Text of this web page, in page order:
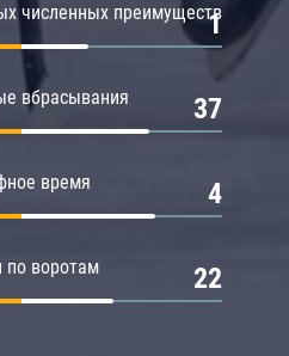
численных преимуществ
1
вбрасывания 37
время 4
по воротам 22